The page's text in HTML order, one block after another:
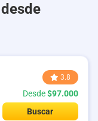
3.8
Desde$97.000
Buscar